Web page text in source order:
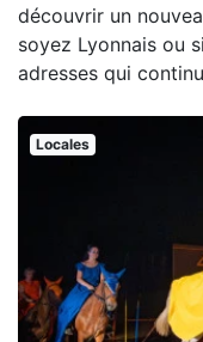
découvrir un
soyez Lyonnais ou
adresses qui
Locales